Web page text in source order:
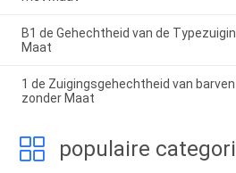
B1 de Gehechtheid van de
Maat
1 de Zuigingsgehechtheid van
zonder Maat
populaire